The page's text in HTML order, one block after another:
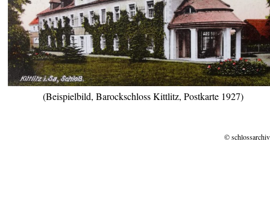
(Beispielbild, Barockschloss Kittlitz, Postkarte 1927)
©